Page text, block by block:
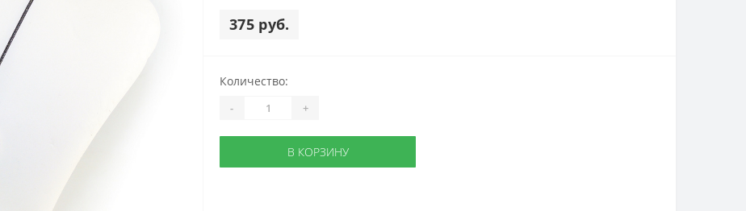
375 руб.
Количество:
- +
В КОРЗИНУ